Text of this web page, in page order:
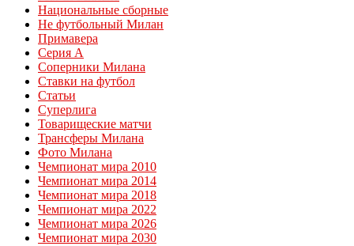
Национальные сборные
Не футбольный Милан
Примавера
Серия А
Соперники Милана
Ставки на футбол
Статьи
Суперлига
Товарищеские матчи
Трансферы Милана
Фото Милана
Чемпионат мира 2010
Чемпионат мира 2014
Чемпионат мира 2018
Чемпионат мира 2022
Чемпионат мира 2026
Чемпионат мира 2030